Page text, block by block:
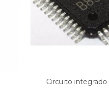
Circuito integrado